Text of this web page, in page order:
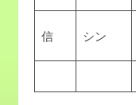
信 シン